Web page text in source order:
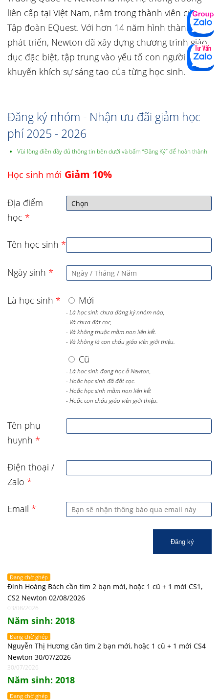
liên cấp tại Việt Nam, nằm trong thành viên của
Tập đoàn EQuest. Với hơn 14 năm hình thành và
phát triển, Newton đã xây dựng chương trình giáo
dục đặc biệt, tập trung vào yếu tố con người và
khuyến khích sự sáng tạo của từng học sinh.
Đăng ký nhóm - Nhận ưu đãi giảm học
phí 2025 - 2026
Vùi lòng điền đầy đủ thông tin bên dưới và bấm “Đăng Ký” để hoàn thành.
Học sinh mới Giảm 10%
Địa điểm
học *
Tên học sinh *
Ngày sinh *
Là học sinh * Mới
- Là học sinh chưa đăng ký nhóm nào,
- Và chưa đặt cọc,
- Và không thuộc mầm non liên kết.
- Và không là con cháu giáo viên giới thiệu.
Cũ
- Là học sinh đang học ở Newton,
- Hoặc học sinh đã đặt cọc.
- Hoặc học sinh mầm non liên kết
- Hoặc con cháu giáo viên giới thiệu.
Tên phụ
huynh *
Điện thoại /
Zalo *
Email *
Đăng ký
Đang chờ ghép
Đinh Hoàng Bách cần tìm 2 bạn mới, hoặc 1 cũ + 1 mới CS1,
CS2 Newton 02/08/2026
03/08/2026
Năm sinh: 2018
Đang chờ ghép
Nguyễn Thị Hương cần tìm 2 bạn mới, hoặc 1 cũ + 1 mới CS4
Newton 30/07/2026
30/07/2026
Năm sinh: 2018
Đang chờ ghép